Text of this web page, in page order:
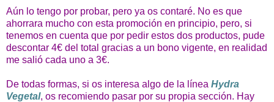
Aún lo tengo por probar, pero ya os contaré. No es que
ahorrara mucho con esta promoción en principio, pero, si
tenemos en cuenta que por pedir estos dos productos, pude
descontar 4€ del total gracias a un bono vigente, en realidad
me salió cada uno a 3€.
De todas formas, si os interesa algo de la línea Hydra
Vegetal, os recomiendo pasar por su propia sección. Hay